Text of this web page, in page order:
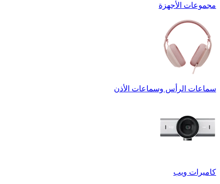
مجموعات الأجهزة
سماعات الرأس وسماعات الأذن
كاميرات ويب